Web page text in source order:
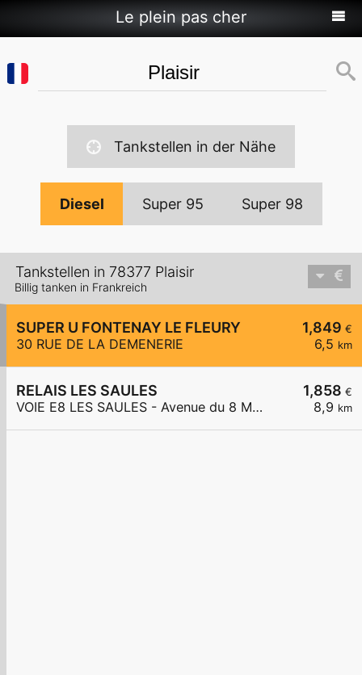
Le plein pas cher
Tankstellen in der Nähe
Diesel Super 95 Super 98
Tankstellen in 78377 Plaisir
Billig tanken in Frankreich
1,849 €
6,5 km
SUPER U FONTENAY LE FLEURY
30 RUE DE LA DEMENERIE
1,858 €
8,9 km
RELAIS LES SAULES
VOIE E8 LES SAULES - Avenue du 8 Mai 1945